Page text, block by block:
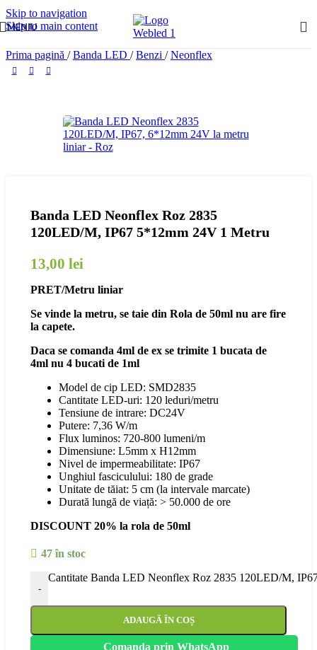
Skip to navigation
Skip to main content
MENIU
Prima pagină / Banda LED / Benzi / Neonflex
Banda LED Neonflex Roz 2835
120LED/M, IP67 5*12mm 24V 1 Metru
13,00 lei
PRET/Metru liniar
Se vinde la metru, se taie din Rola de 50ml nu are fire
la capete.
Daca se comanda 4ml de ex se trimite 1 bucata de
4ml nu 4 bucati de 1ml
Model de cip LED: SMD2835
Cantitate LED-uri: 120 leduri/metru
Tensiune de intrare: DC24V
Putere: 7,36 W/m
Flux luminos: 720-800 lumeni/m
Dimensiune: L5mm x H12mm
Nivel de impermeabilitate: IP67
Unghiul fasciculului: 180 de grade
Unitate de tăiat: 5 cm (la intervale marcate)
Durată lungă de viață: > 50.000 de ore
DISCOUNT 20% la rola de 50ml
47 în stoc
-
Cantitate Banda LED Neonflex Roz 2835 120LED/M,
ADAUGĂ ÎN COȘ
Comanda prin WhatsApp